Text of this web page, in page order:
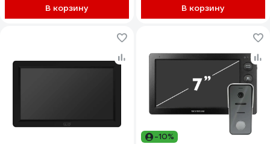
94712HA+94208-1080PBL
В корзину
формата Full HD, монитор с
экраном 7") 10-0001123
В корзину
-10%